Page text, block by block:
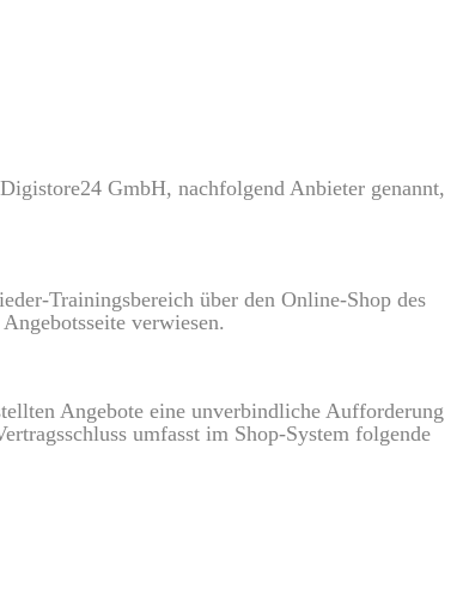
GmbH, nachfolgend Anbieter genannt,
Trainingsbereich über den Online-Shop des
verwiesen.
Angebote eine unverbindliche Aufforderung
umfasst im Shop-System folgende